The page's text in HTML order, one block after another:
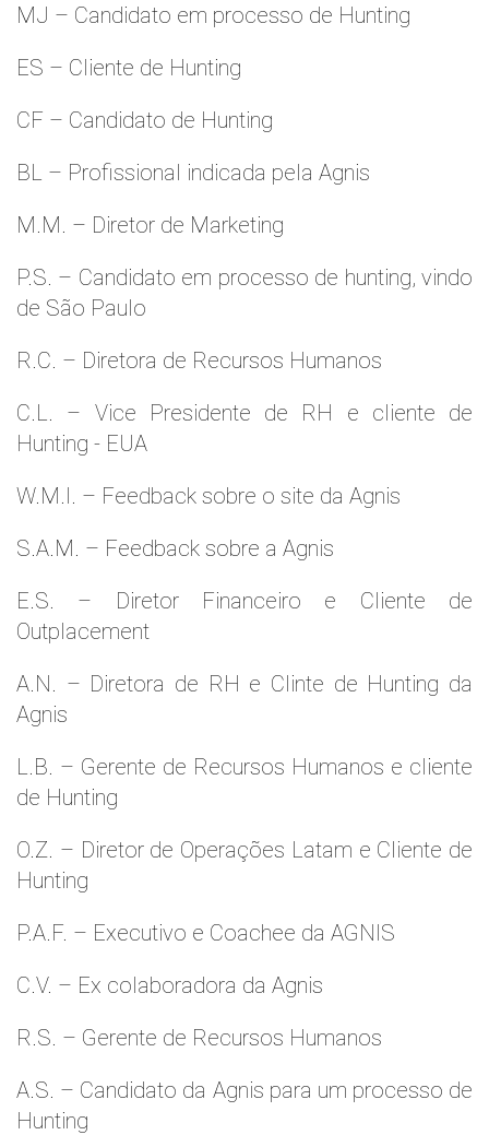
MJ – Candidato em processo de Hunting
ES – Cliente de Hunting
CF – Candidato de Hunting
BL – Profissional indicada pela Agnis
M.M. – Diretor de Marketing
P.S. – Candidato em processo de hunting, vindo
de São Paulo
R.C. – Diretora de Recursos Humanos
C.L. – Vice Presidente de RH e cliente de
Hunting - EUA
W.M.l. – Feedback sobre o site da Agnis
S.A.M. – Feedback sobre a Agnis
E.S. – Diretor Financeiro e Cliente de
Outplacement
A.N. – Diretora de RH e Clinte de Hunting da
Agnis
L.B. – Gerente de Recursos Humanos e cliente
de Hunting
O.Z. – Diretor de Operações Latam e Cliente de
Hunting
P.A.F. – Executivo e Coachee da AGNIS
C.V. – Ex colaboradora da Agnis
R.S. – Gerente de Recursos Humanos
A.S. – Candidato da Agnis para um processo de
Hunting